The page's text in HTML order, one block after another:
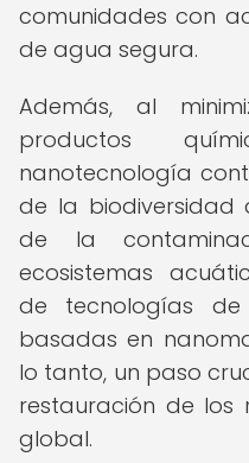
comunidades con
de agua segura.
Además, al
productos
nanotecnología
de la biodiversidad
de la
ecosistemas
de tecnologías
basadas en
lo tanto, un paso
restauración de los
global.